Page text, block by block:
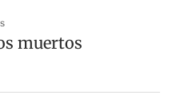
muertos